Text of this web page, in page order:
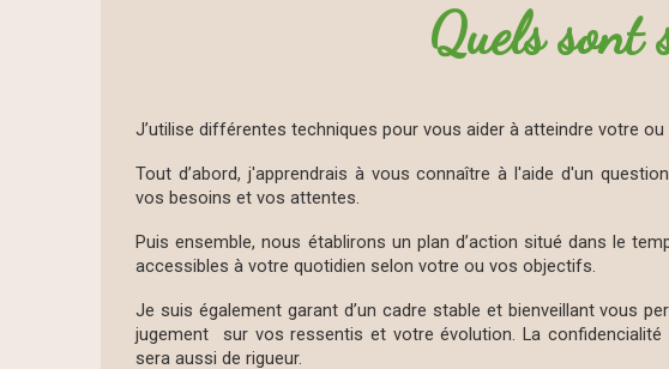
Quels sont
J’utilise différentes techniques pour vous aider à atteindre votre
Tout d’abord, j'apprendrais à vous connaître à l'aide d'un
vos besoins et vos attentes.
Puis ensemble, nous établirons un plan d’action situé dans le
accessibles à votre quotidien selon votre ou vos objectifs.
Je suis également garant d’un cadre stable et bienveillant vous
jugement sur vos ressentis et votre évolution. La
sera aussi de rigueur.